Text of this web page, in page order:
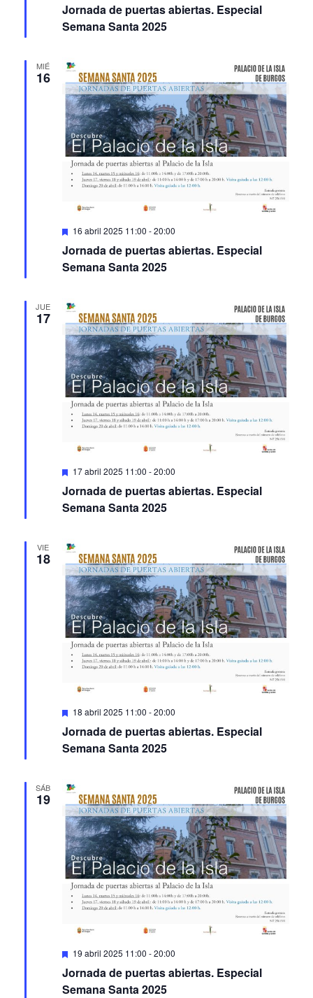
Jornada de puertas abiertas. Especial
Semana Santa 2025
MIÉ
16
Featured
16 abril 2025 11:00 -20:00
Jornada de puertas abiertas. Especial
Semana Santa 2025
JUE
17
Featured
17 abril 2025 11:00 -20:00
Jornada de puertas abiertas. Especial
Semana Santa 2025
VIE
18
Featured
18 abril 2025 11:00 -20:00
Jornada de puertas abiertas. Especial
Semana Santa 2025
SÁB
19
Featured
19 abril 2025 11:00 -20:00
Jornada de puertas abiertas. Especial
Semana Santa 2025